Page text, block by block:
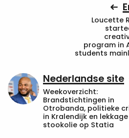
Loucette
program in
students
Nederlandse site
Weekoverzicht:
Brandstichtingen in
Otrobanda, politieke
in Kralendijk en
stookolie op Statia